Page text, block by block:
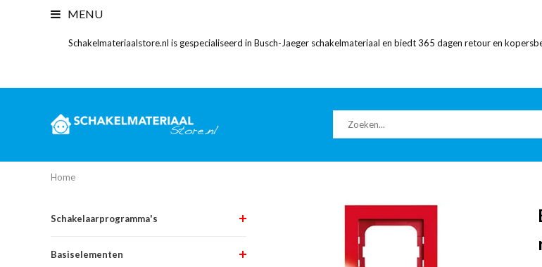
MENU
Schakelmateriaalstore.nl is gespecialiseerd in Busch-Jaeger schakelmateriaal en biedt 365 dagen retour en
Home
Schakelaarprogramma's
Basiselementen